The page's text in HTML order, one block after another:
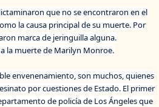
que no se encontraron en el
la causa principal de su muerte. Por
marca de jeringuilla alguna.
la muerte de Marilyn Monroe.
envenenamiento, son muchos, quienes
por cuestiones de Estado. El primer
de policía de Los Ángeles que